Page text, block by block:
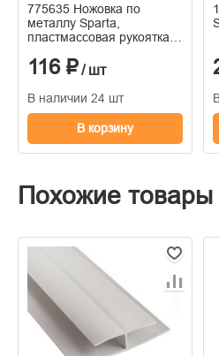
775635 Ножовка по
металлу Sparta,
пластмассовая рукоятка-
116 ₽/ шт
В наличии 24 шт
В корзину
Похожие товары